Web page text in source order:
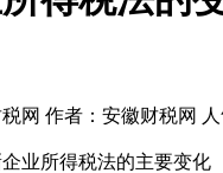
网 作者：安徽财税网 人
业所得税法的主要变化